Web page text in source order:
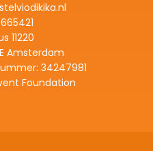
11220
Amsterdam
34247981
Foundation